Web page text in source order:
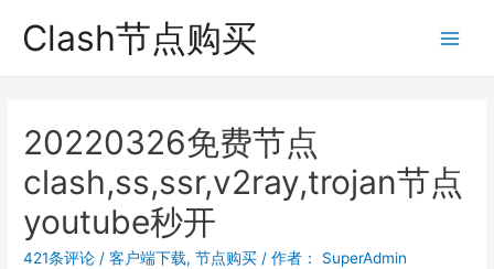
Clash节点购买
20220326免费节点
clash,ss,ssr,v2ray,trojan节点
youtube秒开
421条评论 /客户端下载,节点购买 / 作者： SuperAdmin